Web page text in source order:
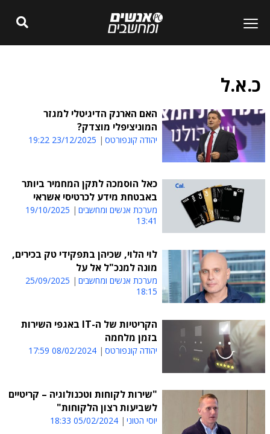
כ.א.ל
האם הארנק הדיגיטלי למגזר
המוניציפלי מוצדק?
יהודה קונפורטס 23/12/2025 19:22
כאל הוסמכה לתקן המחמיר ביותר
באבטחת מידע לכרטיסי אשראי
מערכת אנשים ומחשבים
19/10/2025
13:41
לוי הלוי, שכיהן בתפקידי טק בכירים,
מונה למנכ"ל אל על
מערכת אנשים ומחשבים
25/09/2025
18:15
הקריטיות של ה-IT באגפי השירות
בזמן מלחמה
יהודה קונפורטס 08/02/2024 17:59
"שירות לקוחות וטכנולוגיה – קריטיים
לשביעות רצון הלקוחות"
יוסי הטוני 05/02/2024 18:33